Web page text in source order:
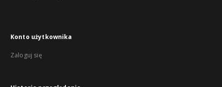
Konto użytkownika
Zaloguj się